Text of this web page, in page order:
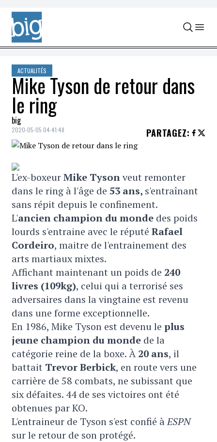
Skip to content
ACTUALITÉS
Mike Tyson de retour dans
le ring
big
2020-05-05 04:41:48 PARTAGEZ:
L'ex-boxeurMike Tysonveut remonter
dans le ring à l'âge de 53 ans, s'entraînant
sans répit depuis le confinement.
L'ancien champion du monde des poids
lourds s'entraine avec le réputé Rafael
Cordeiro, maitre de l'entrainement des
arts martiaux mixtes.
Affichant maintenant un poids de 240
livres (109kg), celui qui a terrorisé ses
adversaires dans la vingtaine est revenu
dans une forme exceptionnelle.
En 1986, Mike Tyson est devenu le plus
jeune champion du monde de la
catégorie reine de la boxe. À 20 ans, il
battait Trevor Berbick, en route vers une
carrière de 58 combats, ne subissant que
six défaites. 44 de ses victoires ont été
obtenues par KO.
L'entraineur de Tyson s'est confié àESPN
sur le retour de son protégé.